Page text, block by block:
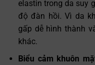
elastin trong da suy
độ đàn hồi. Vì da
gấp dễ hình thành
khác.
Biểu cảm khuôn